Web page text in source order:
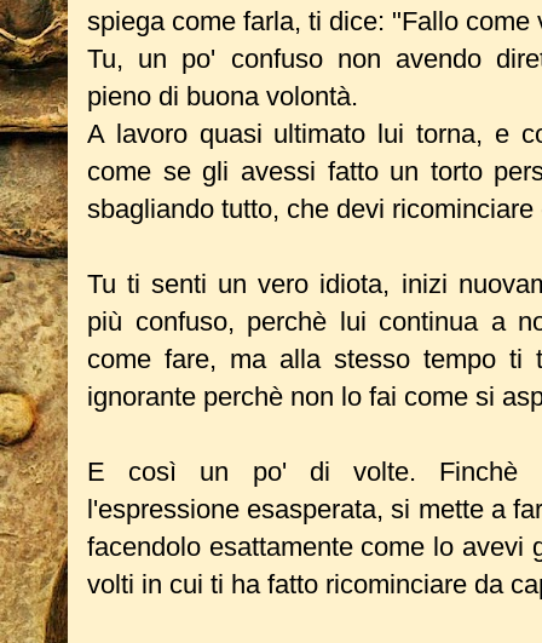
spiega come farla, ti dice: "Fallo come
Tu, un po' confuso non avendo
pieno di buona volontà.
A lavoro quasi ultimato lui torna, e
come se gli avessi fatto un torto
sbagliando tutto, che devi
Tu ti senti un vero idiota, inizi
più confuso, perchè lui continua a
come fare, ma alla stesso tempo ti
ignorante perchè non lo fai come si
E così un po' di volte. Finchè il
l'espressione esasperata, si mette a
facendolo esattamente come lo avevi
volti in cui ti ha fatto ricominciare da